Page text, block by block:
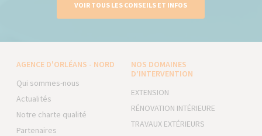
VOIR TOUS LES CONSEILS ET INFOS
AGENCE D'ORLÉANS - NORD
Qui sommes-nous
Actualités
Notre charte qualité
Partenaires
NOS DOMAINES
D’INTERVENTION
EXTENSION
RÉNOVATION INTÉRIEURE
TRAVAUX EXTÉRIEURS